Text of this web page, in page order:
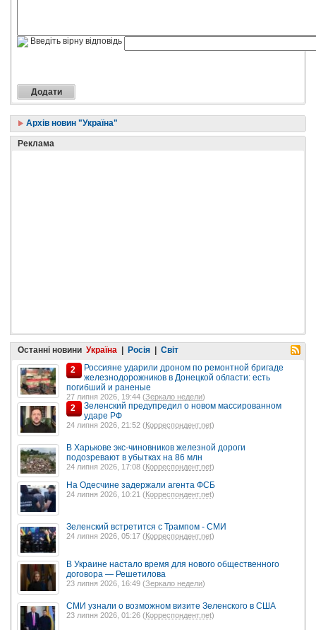
Введіть вірну відповідь
Архів новин "Україна"
Реклама
Останні новини Україна Росія
Світ
2
Россияне ударили дроном по ремонтной бригаде
железнодорожников в Донецкой области: есть
погибший и раненые
27 липня 2026, 19:44 (Зеркало недели)
2
Зеленский предупредил о новом массированном
ударе РФ
24 липня 2026, 21:52 (Корреспондент.net)
В Харькове экс-чиновников железной дороги
подозревают в убытках на 86 млн
24 липня 2026, 17:08 (Корреспондент.net)
На Одесчине задержали агента ФСБ
24 липня 2026, 10:21 (Корреспондент.net)
Зеленский встретится с Трампом - СМИ
24 липня 2026, 05:17 (Корреспондент.net)
В Украине настало время для нового общественного
договора — Решетилова
23 липня 2026, 16:49 (Зеркало недели)
СМИ узнали о возможном визите Зеленского в США
23 липня 2026, 01:26 (Корреспондент.net)